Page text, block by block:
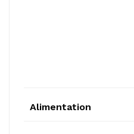
Alimentation